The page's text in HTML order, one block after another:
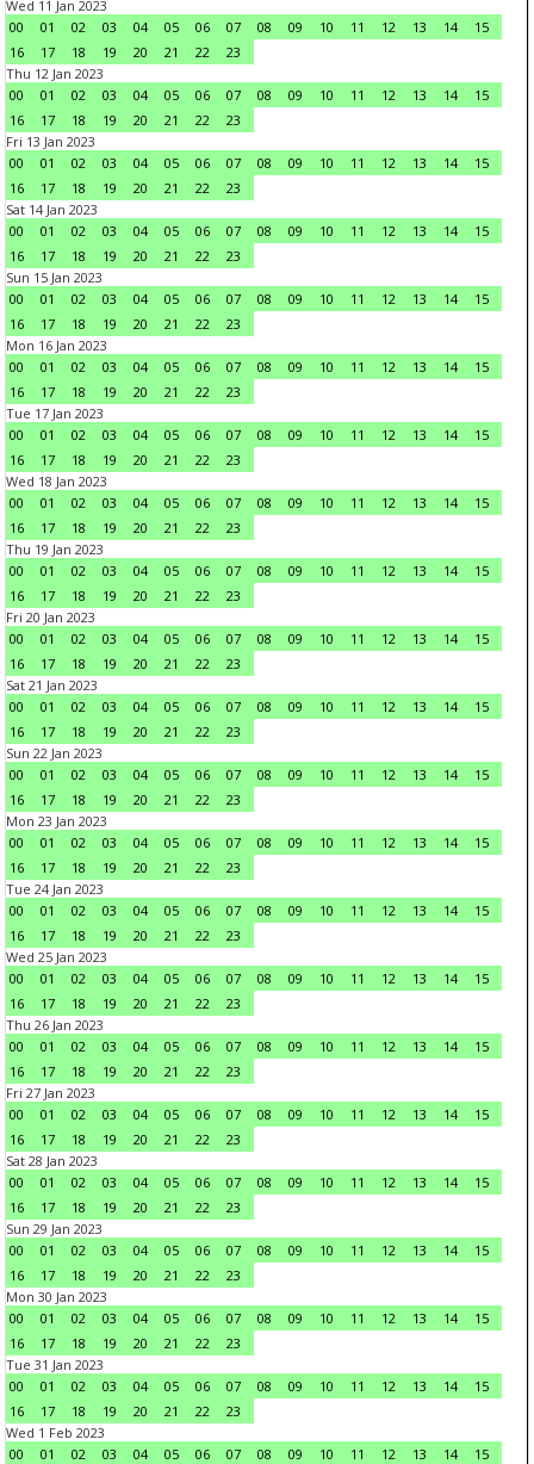
Wed 11 Jan 2023
00
01 02 03 04 05 06 07 08 09 10 11 12 13 14
15
16
17 18 19 20 21 22
23
Thu 12 Jan 2023
00
01 02 03 04 05 06 07 08 09 10 11 12 13 14
15
16
17 18 19 20 21 22
23
Fri 13 Jan 2023
00
01 02 03 04 05 06 07 08 09 10 11 12 13 14
15
16
17 18 19 20 21 22
23
Sat 14 Jan 2023
00
01 02 03 04 05 06 07 08 09 10 11 12 13 14
15
16
17 18 19 20 21 22
23
Sun 15 Jan 2023
00
01 02 03 04 05 06 07 08 09 10 11 12 13 14
15
16
17 18 19 20 21 22
23
Mon 16 Jan 2023
00
01 02 03 04 05 06 07 08 09 10 11 12 13 14
15
16
17 18 19 20 21 22
23
Tue 17 Jan 2023
00
01 02 03 04 05 06 07 08 09 10 11 12 13 14
15
16
17 18 19 20 21 22
23
Wed 18 Jan 2023
00
01 02 03 04 05 06 07 08 09 10 11 12 13 14
15
16
17 18 19 20 21 22
23
Thu 19 Jan 2023
00
01 02 03 04 05 06 07 08 09 10 11 12 13 14
15
16
17 18 19 20 21 22
23
Fri 20 Jan 2023
00
01 02 03 04 05 06 07 08 09 10 11 12 13 14
15
16
17 18 19 20 21 22
23
Sat 21 Jan 2023
00
01 02 03 04 05 06 07 08 09 10 11 12 13 14
15
16
17 18 19 20 21 22
23
Sun 22 Jan 2023
00
01 02 03 04 05 06 07 08 09 10 11 12 13 14
15
16
17 18 19 20 21 22
23
Mon 23 Jan 2023
00
01 02 03 04 05 06 07 08 09 10 11 12 13 14
15
16
17 18 19 20 21 22
23
Tue 24 Jan 2023
00
01 02 03 04 05 06 07 08 09 10 11 12 13 14
15
16
17 18 19 20 21 22
23
Wed 25 Jan 2023
00
01 02 03 04 05 06 07 08 09 10 11 12 13 14
15
16
17 18 19 20 21 22
23
Thu 26 Jan 2023
00
01 02 03 04 05 06 07 08 09 10 11 12 13 14
15
16
17 18 19 20 21 22
23
Fri 27 Jan 2023
00
01 02 03 04 05 06 07 08 09 10 11 12 13 14
15
16
17 18 19 20 21 22
23
Sat 28 Jan 2023
00
01 02 03 04 05 06 07 08 09 10 11 12 13 14
15
16
17 18 19 20 21 22
23
Sun 29 Jan 2023
00
01 02 03 04 05 06 07 08 09 10 11 12 13 14
15
16
17 18 19 20 21 22
23
Mon 30 Jan 2023
00
01 02 03 04 05 06 07 08 09 10 11 12 13 14
15
16
17 18 19 20 21 22
23
Tue 31 Jan 2023
00
01 02 03 04 05 06 07 08 09 10 11 12 13 14
15
16
17 18 19 20 21 22
23
Wed 1 Feb 2023
00
01 02 03 04 05 06 07 08 09 10 11 12 13 14
15